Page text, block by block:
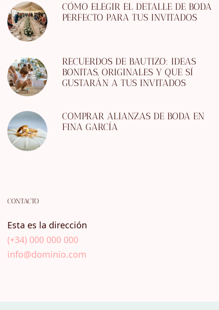
CÓMO ELEGIR EL DETALLE DE BODA
PERFECTO PARA TUS INVITADOS
RECUERDOS DE BAUTIZO: IDEAS
BONITAS, ORIGINALES Y QUE SÍ
GUSTARÁN A TUS INVITADOS
COMPRAR ALIANZAS DE BODA EN
FINA GARCÍA
CONTACTO
Esta es la dirección
(+34) 000 000 000
info@dominio.com